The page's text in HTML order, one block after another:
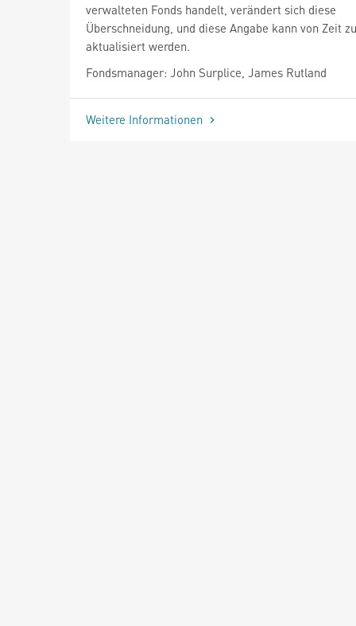
verwalteten Fonds handelt, verändert sich diese
Überschneidung, und diese Angabe kann von Zeit
aktualisiert werden.
Fondsmanager: John Surplice, James Rutland
Weitere Informationen